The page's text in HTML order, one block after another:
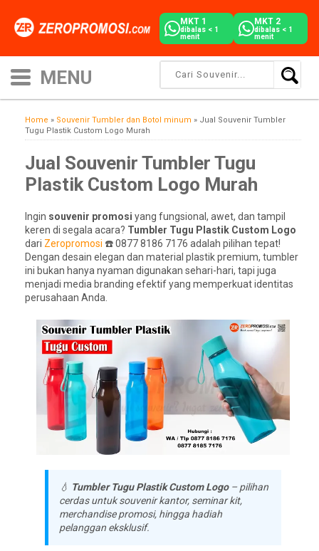
MKT 1
dibalas < 1
menit
MKT 2
dibalas < 1
menit
Home » Souvenir Tumbler dan Botol minum » Jual Souvenir Tumbler
Tugu Plastik Custom Logo Murah
Jual Souvenir Tumbler Tugu
Plastik Custom Logo Murah
Ingin souvenir promosi yang fungsional, awet, dan tampil
keren di segala acara? Tumbler Tugu Plastik Custom Logo
dari Zeropromosi ☎️ 0877 8186 7176 adalah pilihan tepat!
Dengan desain elegan dan material plastik premium, tumbler
ini bukan hanya nyaman digunakan sehari-hari, tapi juga
menjadi media branding efektif yang memperkuat identitas
perusahaan Anda.
💧 Tumbler Tugu Plastik Custom Logo– pilihan
cerdas untuksouvenir kantor, seminar kit,
merchandise promosi, hingga hadiah
pelanggan eksklusif.